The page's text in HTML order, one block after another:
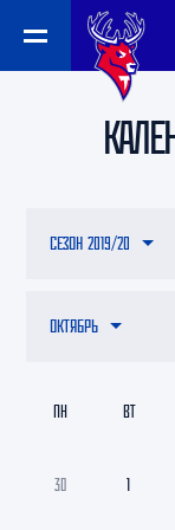
ОКТЯБРЬ
СЕЗОН 2019/20
30 1
ПН ВТ